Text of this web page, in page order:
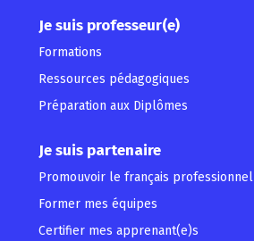
Je suis professeur(e)
Formations
Ressources pédagogiques
Préparation aux Diplômes
Je suis partenaire
Promouvoir le français professionnel
Former mes équipes
Certifier mes apprenant(e)s